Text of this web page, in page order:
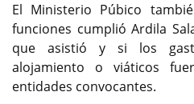
El Ministerio Púbico
funciones cumplió Ardila
que asistió y si los
alojamiento o viáticos
entidades convocantes.